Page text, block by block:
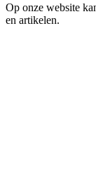
Op onze website
en artikelen.